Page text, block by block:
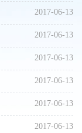
2017-06-13
2017-06-13
2017-06-13
2017-06-13
2017-06-13
2017-06-13